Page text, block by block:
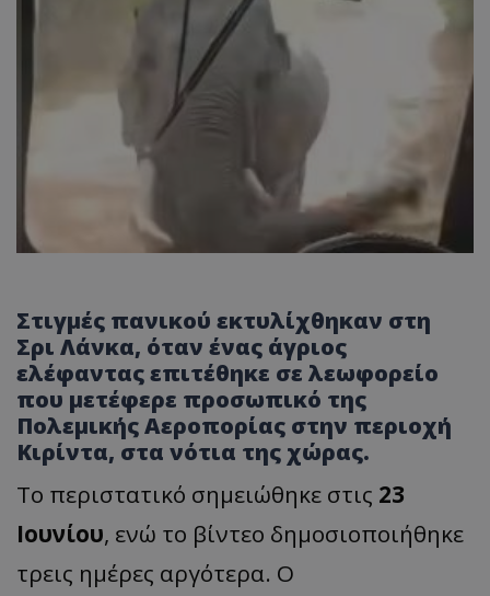
Στιγμές πανικού εκτυλίχθηκαν στη
Σρι Λάνκα, όταν ένας άγριος
ελέφαντας επιτέθηκε σε λεωφορείο
που μετέφερε προσωπικό της
Πολεμικής Αεροπορίας στην περιοχή
Κιρίντα, στα νότια της χώρας.
Το περιστατικό σημειώθηκε στις 23
Ιουνίου, ενώ το βίντεο δημοσιοποιήθηκε
τρεις ημέρες αργότερα. Ο